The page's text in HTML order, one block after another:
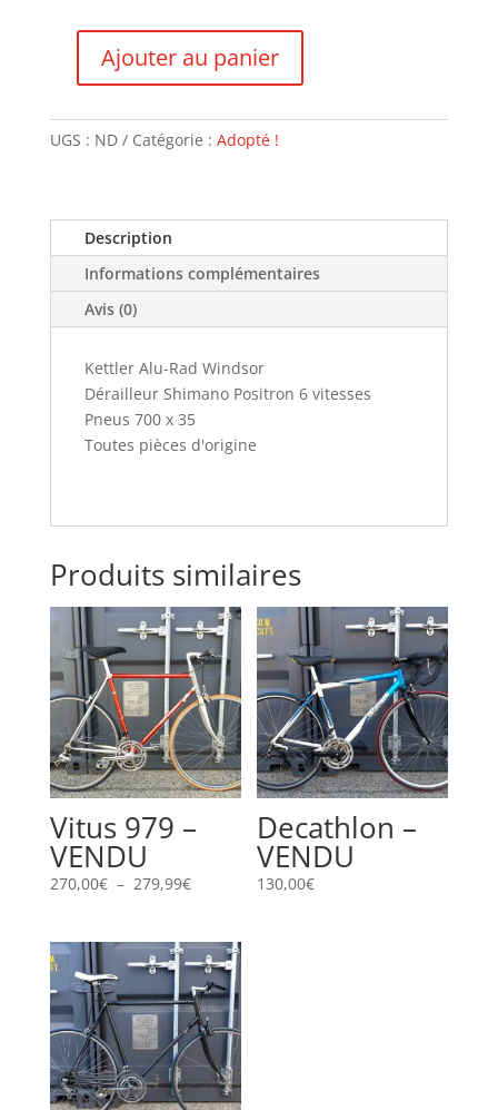
quantité
Kettler
Alu-
VENDU
Ajouter au panier
UGS : ND Catégorie : Adopté !
Description
Informations complémentaires
Avis (0)
Kettler Alu-Rad Windsor
Dérailleur Shimano Positron 6 vitesses
Pneus 700 x 35
Toutes pièces d'origine
Produits similaires
Vitus 979 –
VENDU
270,00€ – 279,99€Plage
270,00€
à
279,99€
Decathlon –
VENDU
130,00€